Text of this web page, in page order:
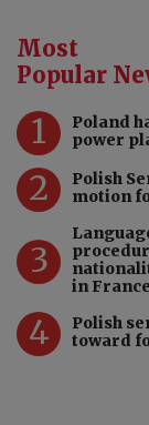
Most
Popular
1
Poland
power
2
Polish
motion
3
in France
4
Polish
toward